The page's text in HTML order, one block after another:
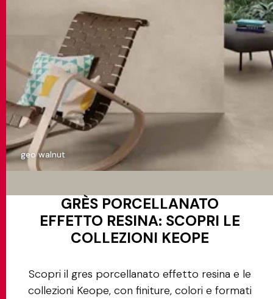
geo walnut
GRÈS PORCELLANATO
EFFETTO RESINA: SCOPRI LE
COLLEZIONI KEOPE
Scopri il gres porcellanato effetto resina e le
collezioni Keope, con finiture, colori e formati